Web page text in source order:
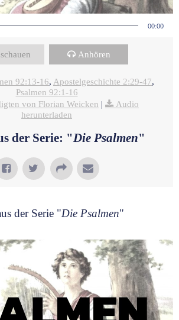
00:00
Anhören
92:13-16, Apostelgeschichte 2:29-47,
Psalmen 92:1-16
von Florian Weicken |
Audio
herunterladen
der Serie: "Die Psalmen"
der Serie "Die Psalmen"